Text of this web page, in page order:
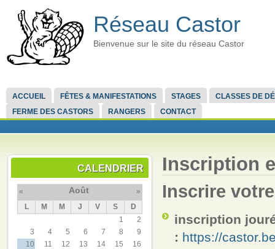
Réseau Castor
Bienvenue sur le site du réseau Castor
ACCUEIL FÊTES & MANIFESTATIONS STAGES
CLASSES DE
FERME DES CASTORS
RANGERS CONTACT
CALENDRIER
« Août
»
L
M M J V S
D
1
2
3
4 5 6 7 8
9
10
11 12 13 14 15
16
Inscription
Inscrire
inscription
: https://